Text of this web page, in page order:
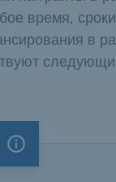
время,
в
Важное